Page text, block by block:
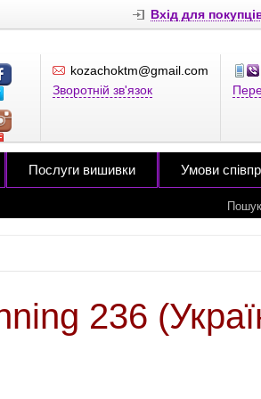
Вхід для
kozachoktm@gmail.com
Зворотній зв'язок
Послуги вишивки Умови
236